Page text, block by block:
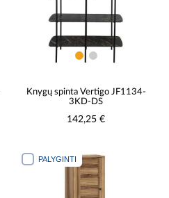
Knygų spinta Vertigo JF1134-
3KD-DS
142,25 €
PALYGINTI